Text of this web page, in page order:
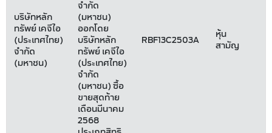
บริษัทหลัก
ทรัพย์ เคจีไอ
(ประเทศไทย)
จำกัด
(มหาชน)
จำกัด
(มหาชน)
ออกโดย
บริษัทหลัก
ทรัพย์ เคจีไอ
(ประเทศไทย)
จำกัด
(มหาชน) ซื้อ
ขายสุดท้าย
เดือนมีนาคม
2568
RBF13C2503A
หุ้น
สามัญ